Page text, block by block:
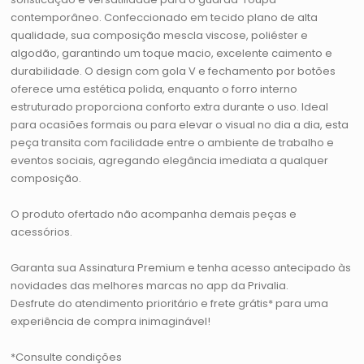
contemporâneo. Confeccionado em tecido plano de alta
qualidade, sua composição mescla viscose, poliéster e
algodão, garantindo um toque macio, excelente caimento e
durabilidade. O design com gola V e fechamento por botões
oferece uma estética polida, enquanto o forro interno
estruturado proporciona conforto extra durante o uso. Ideal
para ocasiões formais ou para elevar o visual no dia a dia, esta
peça transita com facilidade entre o ambiente de trabalho e
eventos sociais, agregando elegância imediata a qualquer
composição.
O produto ofertado não acompanha demais peças e
acessórios.
Garanta sua Assinatura Premium e tenha acesso antecipado às
novidades das melhores marcas no app da Privalia.
Desfrute do atendimento prioritário e frete grátis* para uma
experiência de compra inimaginável!
*Consulte condições